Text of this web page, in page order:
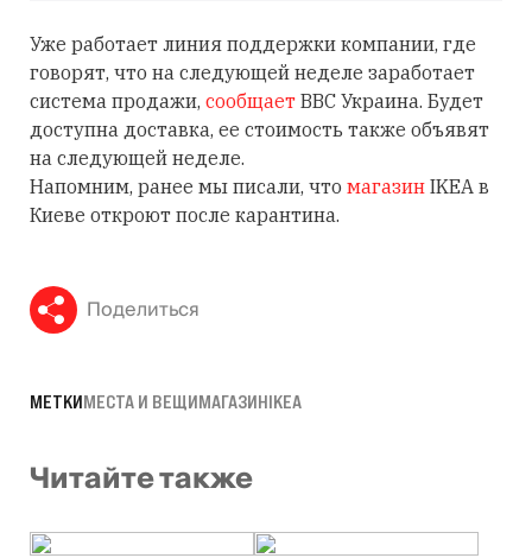
Уже работает линия поддержки компании, где
говорят, что на следующей неделе заработает
система продажи, сообщает BBC Украина. Будет
доступна доставка, ее стоимость также объявят
на следующей неделе.
Напомним, ранее мы писали, что магазин IKEA в
Киеве откроют после карантина.
Поделиться
МЕТКИМЕСТА И ВЕЩИМАГАЗИНIKEA
Читайте также